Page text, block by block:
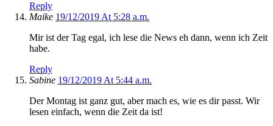
Reply
Maike 19/12/2019 At 5:28 a.m.
Mir ist der Tag egal, ich lese die News eh dann, wenn ich Zeit
habe.
Reply
Sabine 19/12/2019 At 5:44 a.m.
Der Montag ist ganz gut, aber mach es, wie es dir passt. Wir
lesen einfach, wenn die Zeit da ist!